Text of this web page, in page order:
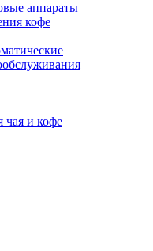
аппараты
кофе
чая и кофе